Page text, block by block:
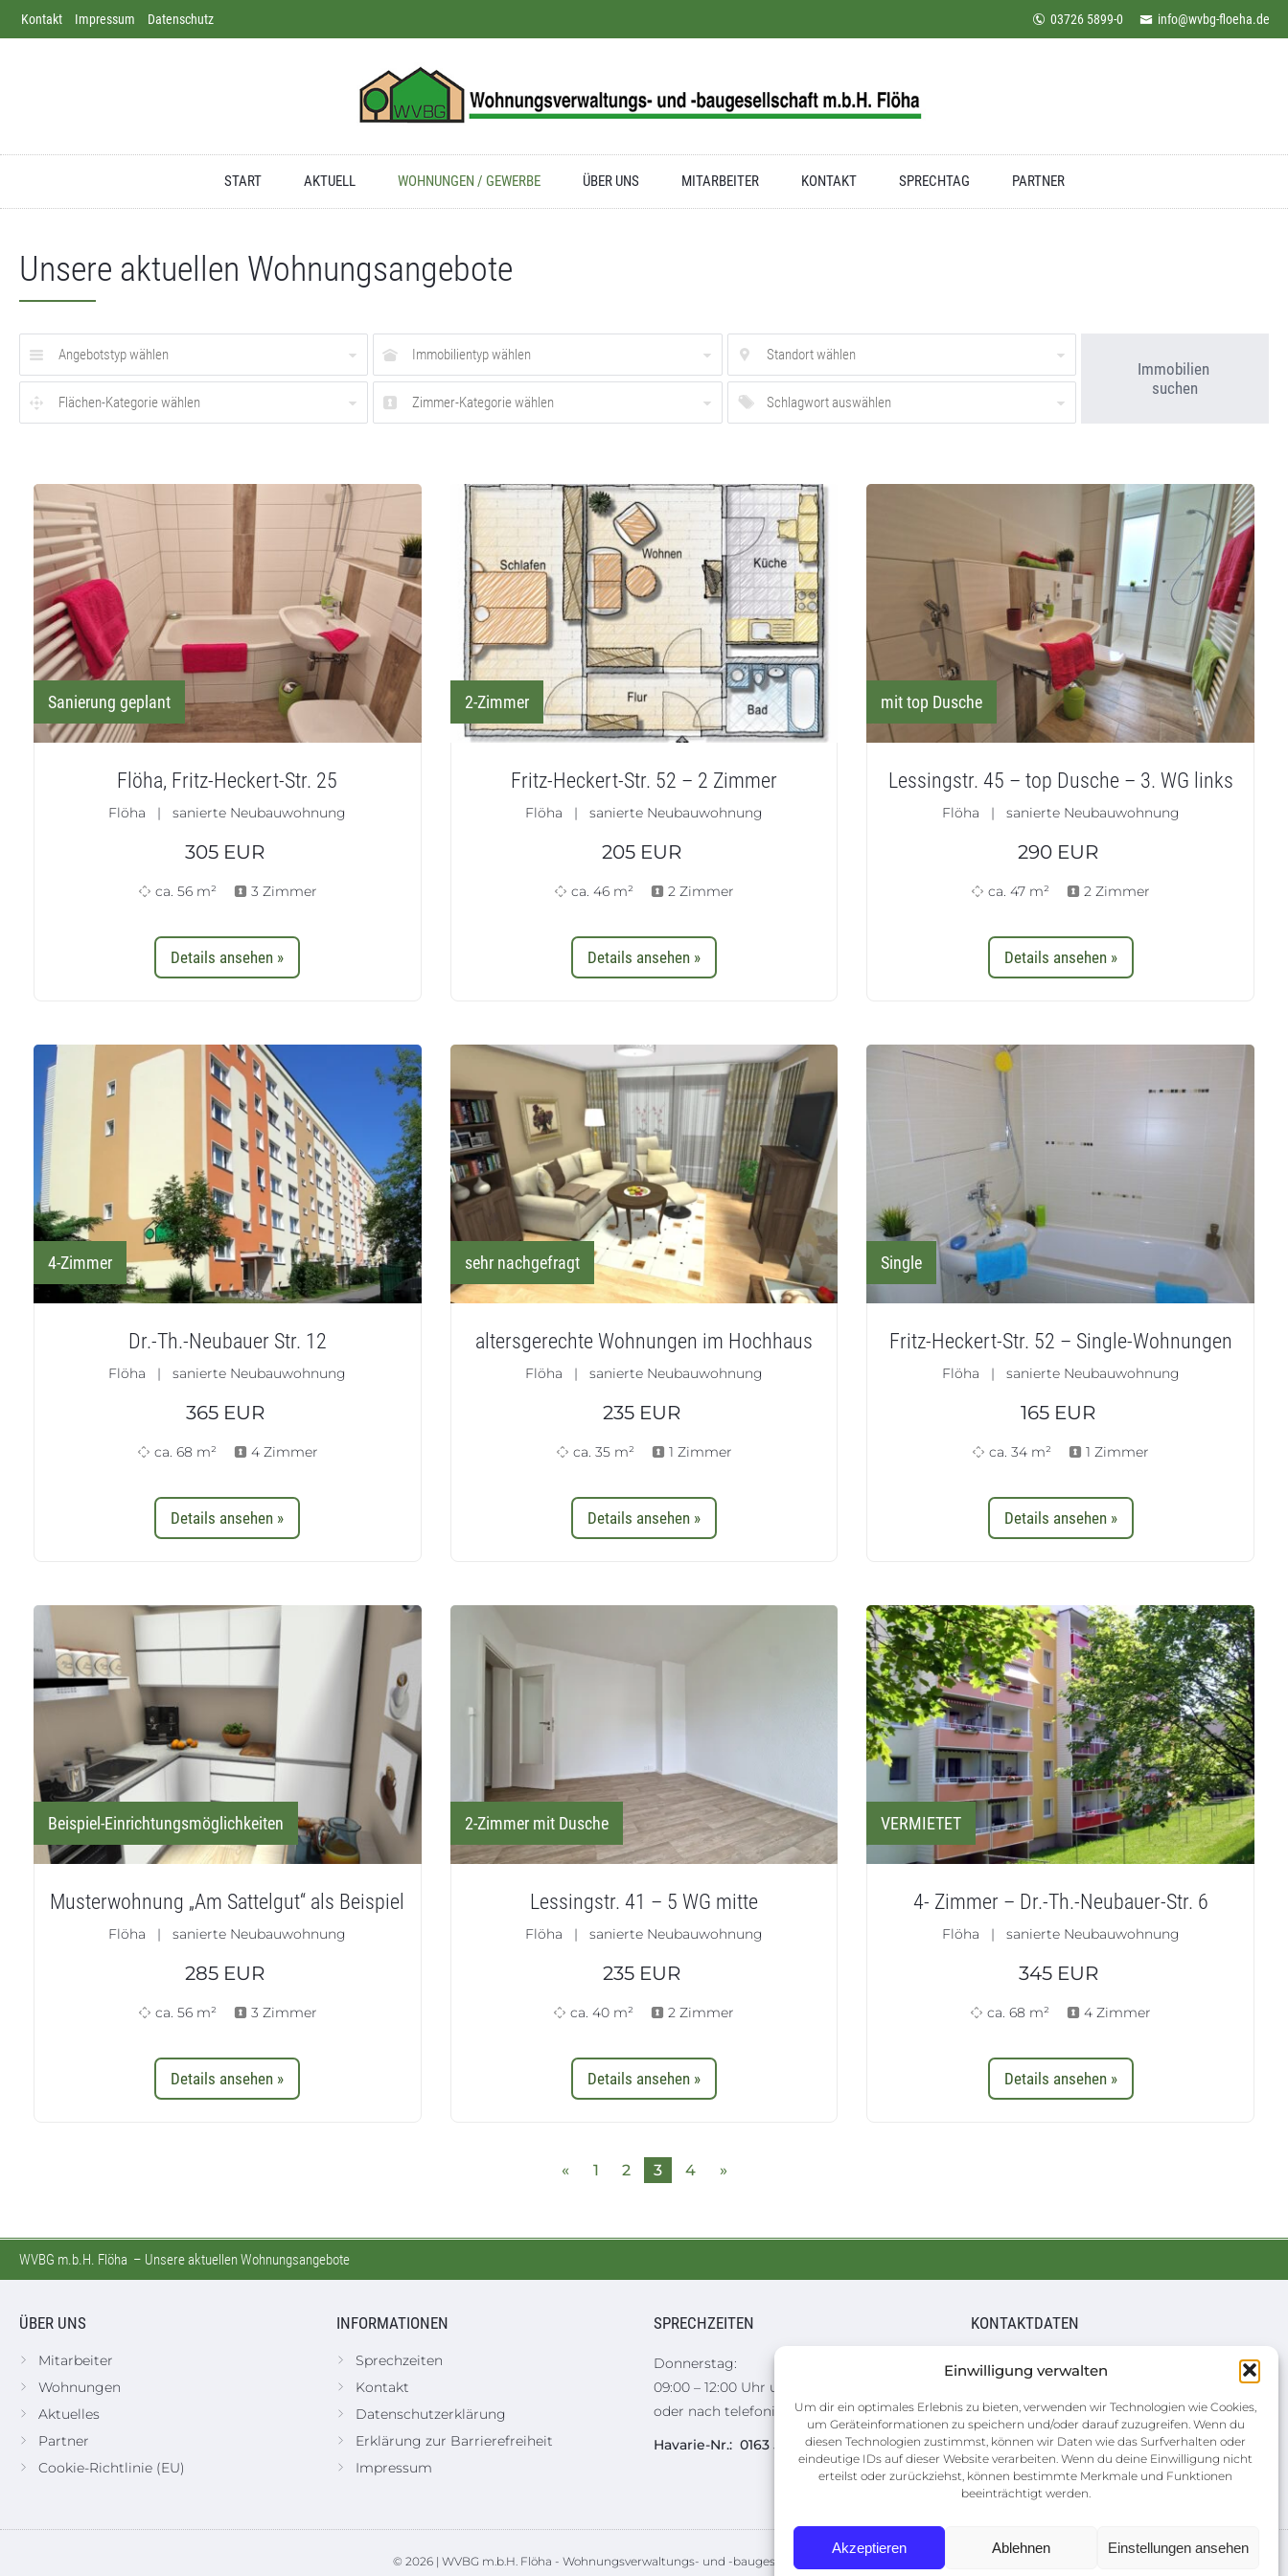
Einwilligung verwalten
Um dir ein optimales Erlebnis zu bieten, verwenden wir Technologien wie Cookies,
um Geräteinformationen zu speichern und/oder darauf zuzugreifen. Wenn du
diesen Technologien zustimmst, können wir Daten wie das Surfverhalten oder
eindeutige IDs auf dieser Website verarbeiten. Wenn du deine Einwilligung nicht
erteilst oder zurückziehst, können bestimmte Merkmale und Funktionen
beeinträchtigt werden.
Akzeptieren Ablehnen Einstellungen ansehen
Direkt zum Inhalt springen
Kontakt Impressum Datenschutz 03726 5899-0 info@wvbg-floeha.de
START AKTUELL WOHNUNGEN / GEWERBE ÜBER UNS MITARBEITER KONTAKT SPRECHTAG PARTNER
Unsere aktuellen Wohnungsangebote
Angebotstyp wählen Immobilientyp wählen Standort wählen
Flächen-Kategorie wählen Zimmer-Kategorie wählen Schlagwort auswählen
Immobilien
suchen
Sanierung geplant
Flöha, Fritz-Heckert-Str. 25
Flöha | sanierte Neubauwohnung
305 EUR
ca. 56 m² 3 Zimmer
Details ansehen »
2-Zimmer
Fritz-Heckert-Str. 52 – 2 Zimmer
Flöha | sanierte Neubauwohnung
205EUR
ca. 46 m² 2 Zimmer
Details ansehen »
mit top Dusche
Lessingstr. 45 – top Dusche – 3. WG links
Flöha | sanierte Neubauwohnung
290 EUR
ca. 47 m² 2 Zimmer
Details ansehen »
4-Zimmer
Dr.-Th.-Neubauer Str. 12
Flöha | sanierte Neubauwohnung
365EUR
ca. 68 m² 4 Zimmer
Details ansehen »
sehr nachgefragt
altersgerechte Wohnungen im Hochhaus
Flöha | sanierte Neubauwohnung
235EUR
ca. 35 m² 1 Zimmer
Details ansehen »
Single
Fritz-Heckert-Str. 52 – Single-Wohnungen
Flöha | sanierte Neubauwohnung
165 EUR
ca. 34 m² 1 Zimmer
Details ansehen »
Beispiel-Einrichtungsmöglichkeiten
Musterwohnung „Am Sattelgut“ als Beispiel
Flöha | sanierte Neubauwohnung
285 EUR
ca. 56 m² 3 Zimmer
Details ansehen »
2-Zimmer mit Dusche
Lessingstr. 41 – 5 WG mitte
Flöha | sanierte Neubauwohnung
235EUR
ca. 40 m² 2 Zimmer
Details ansehen »
VERMIETET
4- Zimmer – Dr.-Th.-Neubauer-Str. 6
Flöha | sanierte Neubauwohnung
345EUR
ca. 68 m² 4 Zimmer
Details ansehen »
« 1 2 3 4 »
WVBG m.b.H. Flöha – Unsere aktuellen Wohnungsangebote
ÜBER UNS
Mitarbeiter
Wohnungen
Aktuelles
Partner
Cookie-Richtlinie (EU)
INFORMATIONEN
Sprechzeiten
Kontakt
Datenschutzerklärung
Erklärung zur Barrierefreiheit
Impressum
SPRECHZEITEN
Donnerstag:
09:00 – 12:00 Uhr und 14:00 – 18:00 Uhr
oder nach telefonischer Vereinbarung
Havarie-Nr.: 0163 5188387
KONTAKTDATEN
Hauptgeschäftsstelle
09557 Flöha
03726 5899-0
info@wvbg-floeha.de
© 2026 | WVBG m.b.H. Flöha - Wohnungsverwaltungs- und -baugesellschaft m.b.H. Flöha